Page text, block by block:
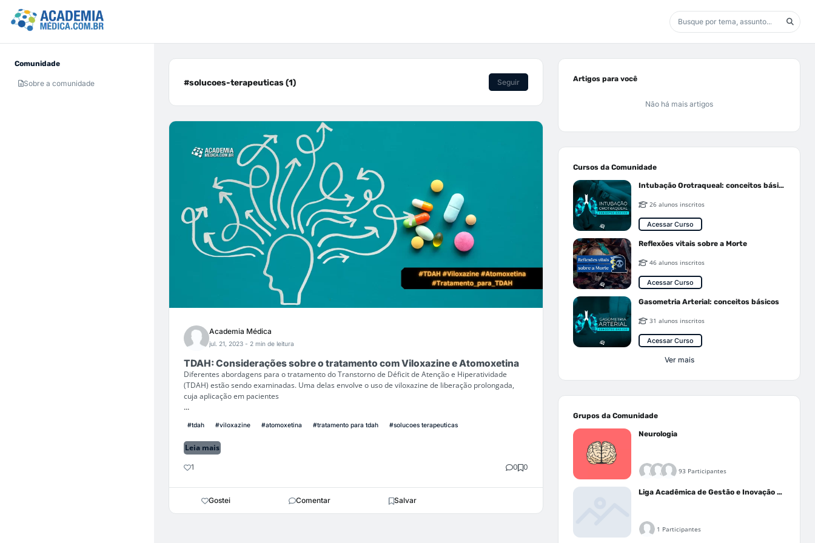
Comunidade
Sobre a comunidade #solucoes-terapeuticas (1) Seguir
Academia Médica
jul. 21, 2023 - 2 min de leitura
TDAH: Considerações sobre o tratamento com Viloxazine e Atomoxetina
Diferentes abordagens para o tratamento do Transtorno de Déficit de Atenção e Hiperatividade
(TDAH) estão sendo examinadas. Uma delas envolve o uso de viloxazine de liberação prolongada,
cuja aplicação em pacientes
...
#tdah #viloxazine #atomoxetina #tratamento para tdah #solucoes terapeuticas
Leia mais
1 0 0
Gostei Comentar Salvar
Artigos para você
Não há mais artigos
Cursos da Comunidade
Intubação Orotraqueal: conceitos básicos
26 alunos inscritos
Acessar Curso
Reflexões vitais sobre a Morte
46 alunos inscritos
Acessar Curso
Gasometria Arterial: conceitos básicos
31 alunos inscritos
Acessar Curso
Ver mais
Grupos da Comunidade
Neurologia
93 Participantes
Liga Acadêmica de Gestão e Inovação Médica - LAGIM
1 Participantes